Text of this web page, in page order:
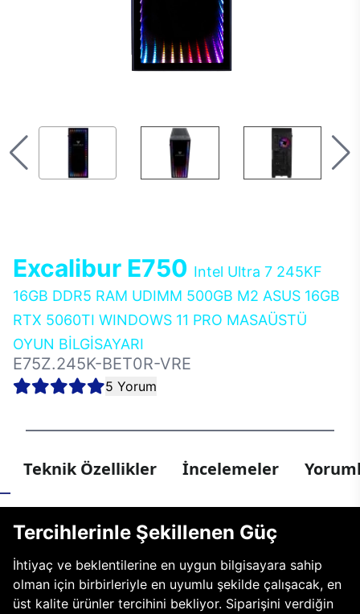
Excalibur E750 Intel Ultra 7 245KF
16GB DDR5 RAM UDIMM 500GB M2 ASUS 16GB
RTX 5060TI WINDOWS 11 PRO MASAÜSTÜ
OYUN BİLGİSAYARI
E75Z.245K-BET0R-VRE
5 Yorum
Teknik Özellikler İncelemeler
Tercihlerinle Şekillenen Güç
İhtiyaç ve beklentilerine en uygun bilgisayara sahip
olman için birbirleriyle en uyumlu şekilde çalışacak, en
üst kalite ürünler tercihini bekliyor. Siparişini verdiğin